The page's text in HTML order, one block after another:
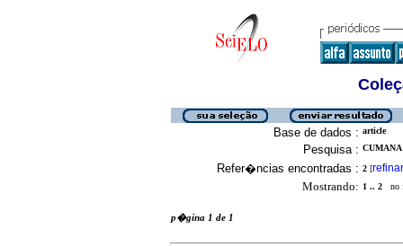
Base de dados : article
Pesquisa :
Refer�ncias encontradas : 2 [refinar
Mostrando: 1 .. 2 no
p�gina 1 de 1